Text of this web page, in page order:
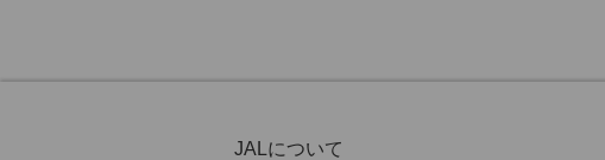
JALについて